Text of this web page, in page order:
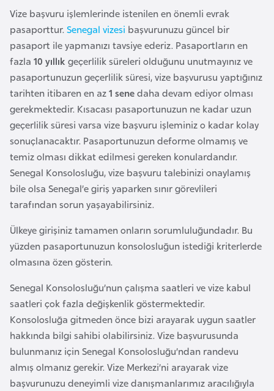
Vize başvuru işlemlerinde istenilen en önemli evrak
pasaporttur. Senegal vizesi başvurunuzu güncel bir
pasaport ile yapmanızı tavsiye ederiz. Pasaportların en
fazla 10 yıllık geçerlilik süreleri olduğunu unutmayınız ve
pasaportunuzun geçerlilik süresi, vize başvurusu yaptığınız
tarihten itibaren en az1 senedaha devam ediyor olması
gerekmektedir. Kısacası pasaportunuzun ne kadar uzun
geçerlilik süresi varsa vize başvuru işleminiz o kadar kolay
sonuçlanacaktır. Pasaportunuzun deforme olmamış ve
temiz olması dikkat edilmesi gereken konulardandır.
Senegal Konsolosluğu, vize başvuru talebinizi onaylamış
bile olsa Senegal’e giriş yaparken sınır görevlileri
tarafından sorun yaşayabilirsiniz.
Ülkeye girişiniz tamamen onların sorumluluğundadır. Bu
yüzden pasaportunuzun konsolosluğun istediği kriterlerde
olmasına özen gösterin.
Senegal Konsolosluğu’nun çalışma saatleri ve vize kabul
saatleri çok fazla değişkenlik göstermektedir.
Konsolosluğa gitmeden önce bizi arayarak uygun saatler
hakkında bilgi sahibi olabilirsiniz. Vize başvurusunda
bulunmanız için Senegal Konsolosluğu’ndan randevu
almış olmanız gerekir. Vize Merkezi’ni arayarak vize
başvurunuzu deneyimli vize danışmanlarımız aracılığıyla
F
a
s
o
Ç
a
d
Ç
e
k
C
m
r
i
y
e
t
i